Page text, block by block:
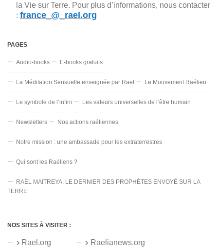
la Vie sur Terre. Pour plus d’informations, nous contacter
: france_@_rael.org
PAGES
Audio-books E-books gratuits
La Méditation Sensuelle enseignée par Raël Le Mouvement Raélien
Le symbole de l’infini Les valeurs universelles de l’être humain
Newsletters Nos actions raéliennes
Notre mission : une ambassade pour les extraterrestres
Qui sont les Raéliens ?
RAËL MAITREYA, LE DERNIER DES PROPHÈTES ENVOYÉ SUR LA
TERRE
NOS SITES À VISITER :
Rael.org Raelianews.org